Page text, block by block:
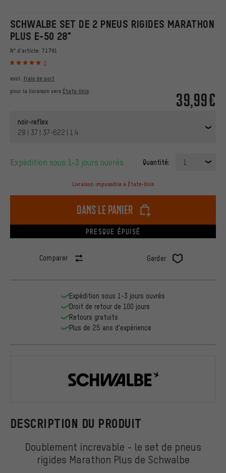
SCHWALBE SET DE 2 PNEUS RIGIDES MARATHON
PLUS E-50 28"
N° d'article: 71791
2
39,99€
excl. frais de port
pour la livraison vers États-Unis
noir-reflex
28 | 37 | 37-622 | 1.4
Expédition sous 1-3 jours ouvrés Quantité: 1
Livraison impossible à États-Unis
dans le panier
PRESQUE ÉPUISÉ
Comparer Garder
DESCRIPTION DU PRODUIT
Doublement increvable - le set de pneus
rigides Marathon Plus de Schwalbe
Expédition sous 1-3 jours ouvrés
Droit de retour de 100 jours
Retours gratuits
Plus de 25 ans d'expérience